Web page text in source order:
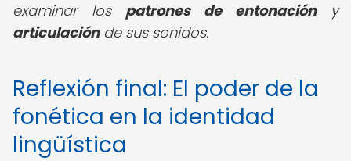
examinar los patrones de entonacióny
articulaciónde sus sonidos.
Reflexión final: El poder de la
fonética en la identidad
lingüística